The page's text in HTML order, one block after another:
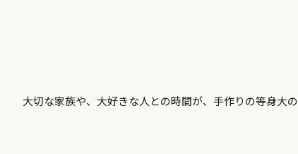
大切な家族や、大好きな人との時間が、手作りの等身大の